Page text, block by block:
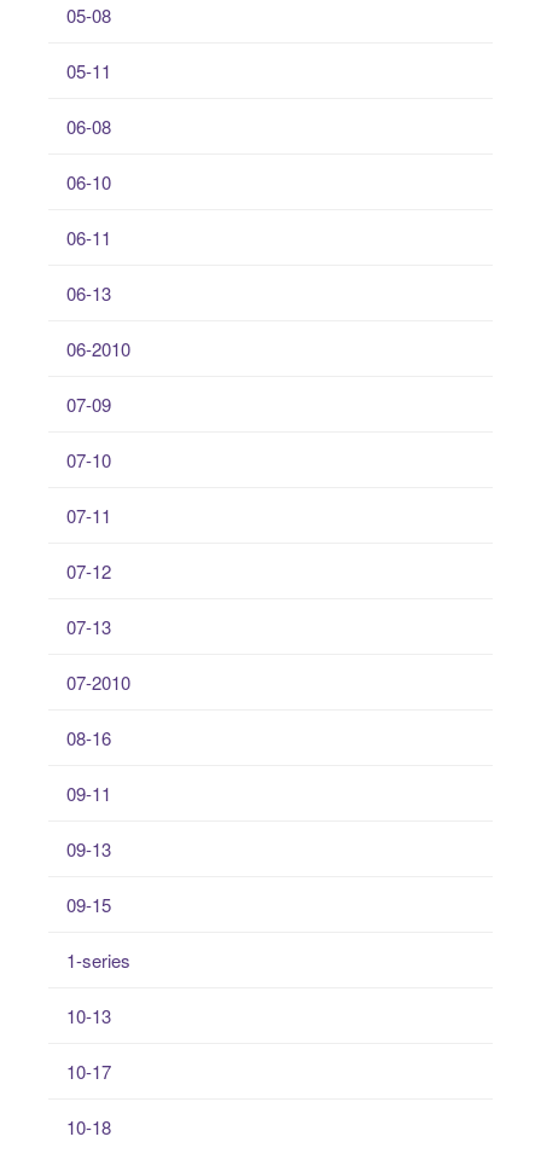
05-08
05-11
06-08
06-10
06-11
06-13
06-2010
07-09
07-10
07-11
07-12
07-13
07-2010
08-16
09-11
09-13
09-15
1-series
10-13
10-17
10-18